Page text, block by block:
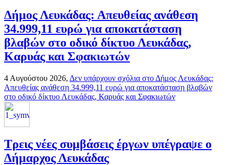
Δήμος Λευκάδας: Απευθείας ανάθεση
34.999,11 ευρώ για αποκατάσταση
βλαβών στο οδικό δίκτυο Λευκάδας,
Καρυάς και Σφακιωτών
4 Αυγούστου 2026, Δεν υπάρχουν σχόλια στο Δήμος Λευκάδας:
Απευθείας ανάθεση 34.999,11 ευρώ για αποκατάσταση βλαβών
στο οδικό δίκτυο Λευκάδας, Καρυάς και Σφακιωτών
Τρεις νέες συμβάσεις έργων υπέγραψε ο
Δήμαρχος Λευκάδας